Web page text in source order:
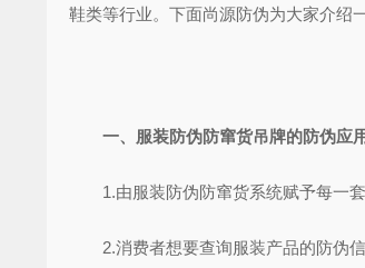
鞋类等行业。下面尚源防伪为大家介绍
一、服装防伪防窜货吊牌的防伪应用
1.由服装防伪防窜货系统赋予每一套
2.消费者想要查询服装产品的防伪信